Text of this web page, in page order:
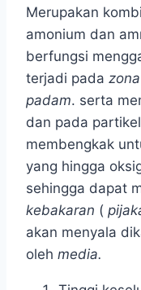
Merupakan
amonium dan
berfungsi
terjadi pada
padam. serta
dan pada
membengkak
yang hingga
sehingga dapat
kebakaran (
akan menyala
oleh media.